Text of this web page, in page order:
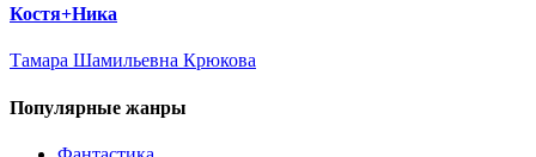
Костя+Ника
Тамара Шамильевна Крюкова
Популярные жанры